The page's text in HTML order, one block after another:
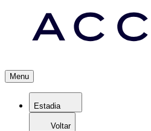
Menu
Estadia
Voltar